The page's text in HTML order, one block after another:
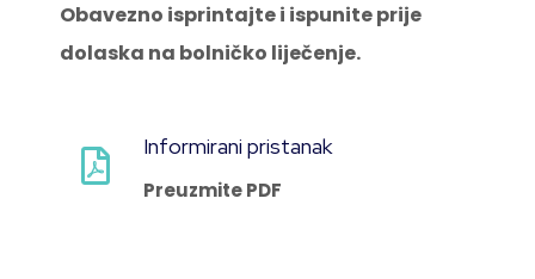
Obavezno isprintajte i ispunite prije
dolaska na bolničko liječenje.
Informirani pristanak
Preuzmite PDF